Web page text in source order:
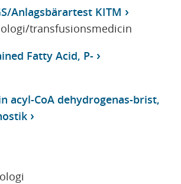
Anlagsbärartest KITM
transfusionsmedicin
Fatty Acid, P-
acyl-CoA dehydrogenas-brist,